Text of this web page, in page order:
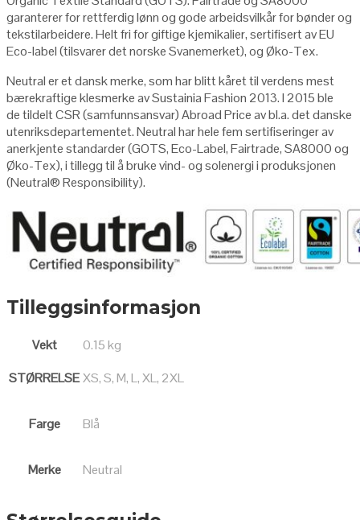
garanterer for rettferdig lønn og gode arbeidsvilkår for bønder og
tekstilarbeidere. Helt fri for giftige kjemikalier, sertifisert av EU
Eco-label (tilsvarer det norske Svanemerket), og Øko-Tex.
Neutral er et dansk merke, som har blitt kåret til verdens mest
bærekraftige klesmerke av Sustainia Fashion 2013. I 2015 ble
de tildelt CSR (samfunnsansvar) Abroad Price av bl.a. det danske
utenriksdepartementet. Neutral har hele fem sertifiseringer av
anerkjente standarder (GOTS, Eco-Label, Fairtrade, SA8000 og
Øko-Tex), i tillegg til å bruke vind- og solenergi i produksjonen
(Neutral®Responsibility).
Tilleggsinformasjon
Vekt
0.15 kg
STØRRELSEXS, S, M, L, XL, 2XL
Farge Blå
Merke Neutral